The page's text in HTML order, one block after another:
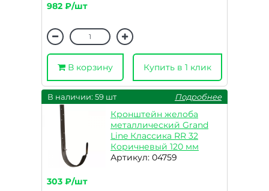
982 ₽/шт
В корзину Купить в 1 клик
В наличии: 59 шт Подробнее
Кронштейн желоба
металлический Grand
Line Классика RR 32
Коричневый 120 мм
Артикул: 04759
303 ₽/шт